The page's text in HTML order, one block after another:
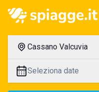
Cassano Valcuvia
Seleziona date